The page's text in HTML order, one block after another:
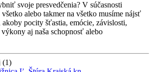
svoje presvedčenia? V súčasnosti
všetko alebo takmer na všetko musíme nájsť
pocity šťastia, emócie, závislosti,
aj naša schopnosť alebo
(1)